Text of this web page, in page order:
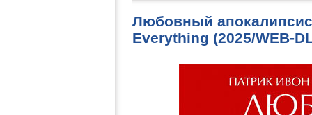
Любовный
Everything (2025/WEB-